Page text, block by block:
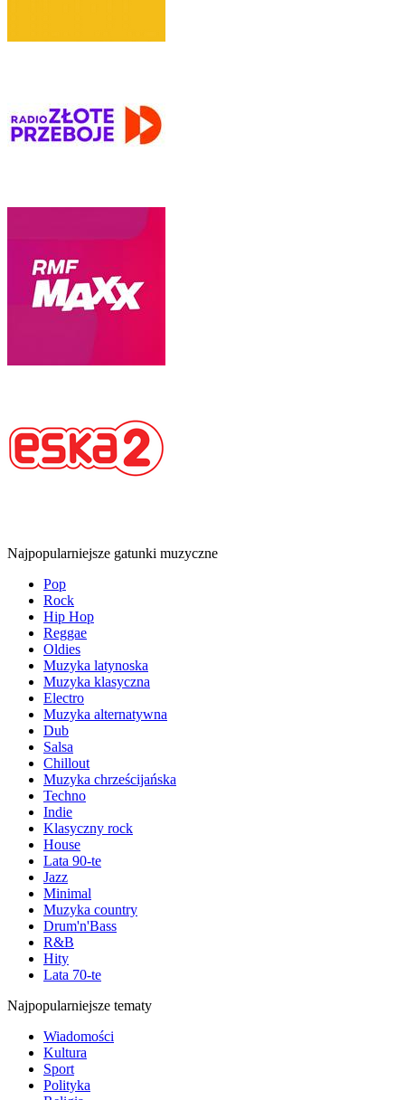
Najpopularniejsze gatunki muzyczne
Pop
Rock
Hip Hop
Reggae
Oldies
Muzyka latynoska
Muzyka klasyczna
Electro
Muzyka alternatywna
Dub
Salsa
Chillout
Muzyka chrześcijańska
Techno
Indie
Klasyczny rock
House
Lata 90-te
Jazz
Minimal
Muzyka country
Drum'n'Bass
R&B
Hity
Lata 70-te
Najpopularniejsze tematy
Wiadomości
Kultura
Sport
Polityka